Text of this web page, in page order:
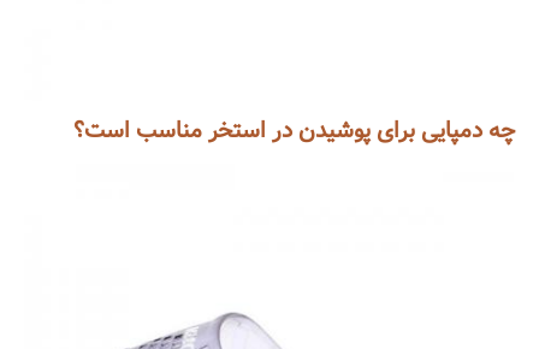
چه دمپایی برای پوشیدن در استخر مناسب است؟